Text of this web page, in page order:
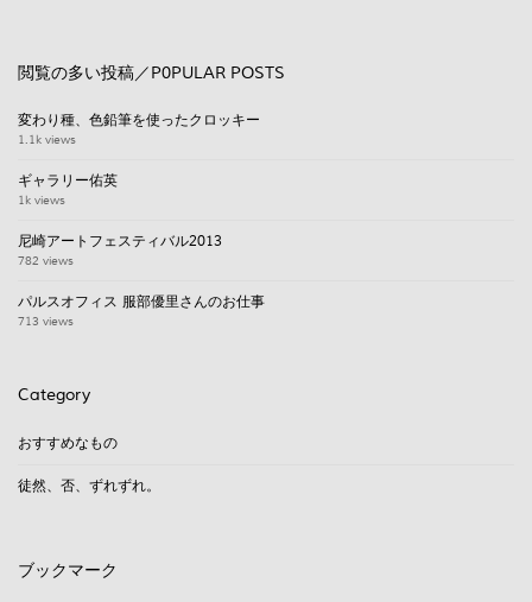
閲覧の多い投稿／P0PULAR POSTS
変わり種、色鉛筆を使ったクロッキー
1.1k views
ギャラリー佑英
1k views
尼崎アートフェスティバル2013
782 views
パルスオフィス 服部優里さんのお仕事
713 views
Category
おすすめなもの
徒然、否、ずれずれ。
ブックマーク